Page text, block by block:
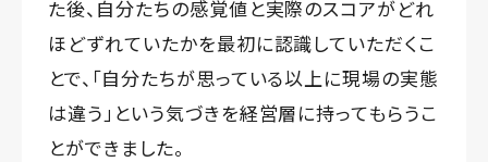
た後、自分たちの感覚値と実際のスコアがどれ
ほどずれていたかを最初に認識していただくこ
とで、「自分たちが思っている以上に現場の実態
は違う」という気づきを経営層に持ってもらうこ
とができました。